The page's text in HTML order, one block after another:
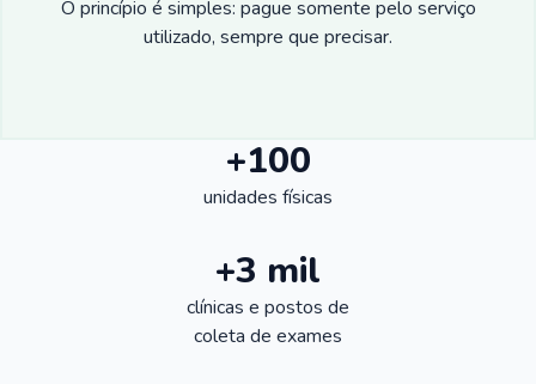
O princípio é simples: pague somente pelo serviço
utilizado, sempre que precisar.
+100
unidades físicas
+3 mil
clínicas e postos de
coleta de exames